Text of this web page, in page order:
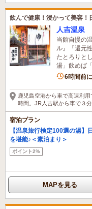
飲んで健康！浸かって美容！
人吉温泉
当館自慢の
ル』『還元
たとろりと
湯」飲めば
6時間前
鹿児島空港から車で高速利
時間。JR人吉駅から車で３
宿泊プラン
【温泉旅行検定100選の湯】
を堪能♪＜素泊まり＞
ポイント2%
MAPを見る